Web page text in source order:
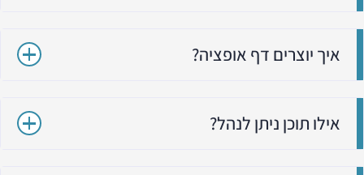
איך יוצרים דף אופציה?
אילו תוכן ניתן לנהל?